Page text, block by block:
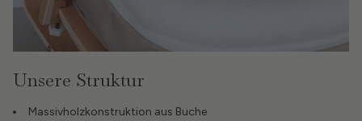
Unsere Struktur
Massivholzkonstruktion aus Buche